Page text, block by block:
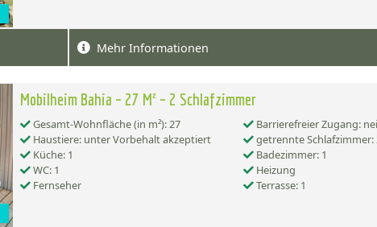
Mehr Informationen
Mobilheim Bahia – 27 M² – 2 Schlafzimmer
Gesamt-Wohnfläche (in m²): 27
Barrierefreier Zugang:
Haustiere: unter Vorbehalt akzeptiert
getrennte Schlafzimmer:
Küche: 1
Badezimmer: 1
WC: 1
Heizung
Fernseher
Terrasse: 1